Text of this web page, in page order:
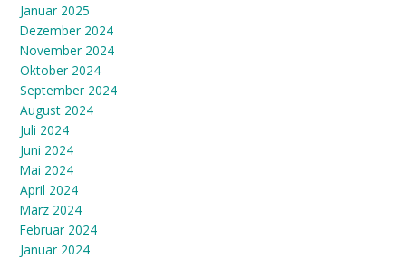
Januar 2025
Dezember 2024
November 2024
Oktober 2024
September 2024
August 2024
Juli 2024
Juni 2024
Mai 2024
April 2024
März 2024
Februar 2024
Januar 2024